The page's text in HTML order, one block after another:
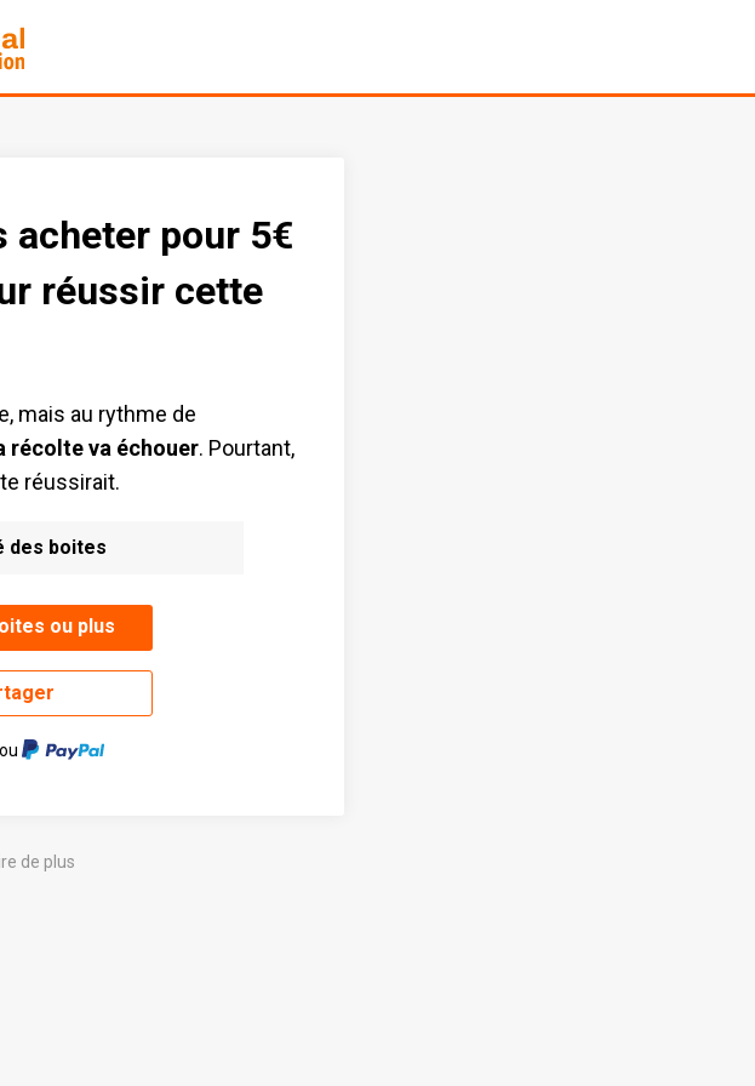
acheter pour 5€
réussir cette
mais au rythme de
récolte va échouer. Pourtant,
réussirait.
des boites
ou plus
de plus